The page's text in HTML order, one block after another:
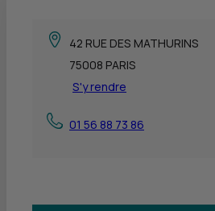
42 RUE DES MATHURINS
75008 PARIS
S'y rendre
01 56 88 73 86